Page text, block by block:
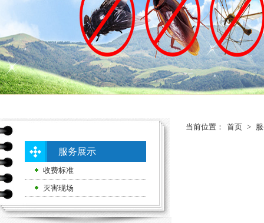
服务展示
收费标准
灭害现场
当前位置： 首页 >